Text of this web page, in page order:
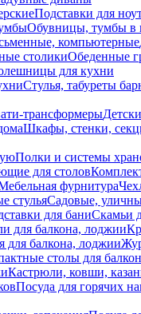
Подставки для
Обувницы, тумбы в
компьютерные
столикиОбеденные
для кухни
Стулья, табуреты
трансформеры
Шкафы, стенки,
Полки и системы
для столов
фурнитура
стульяСадовые,
для баниСкамьи
для балкона, лоджии
для балкона, лоджии
столы для
Кастрюли, ковши,
Посуда для горячих